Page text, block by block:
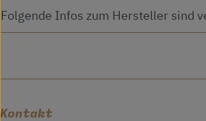
Folgende Infos zum Hersteller sind
Kontakt